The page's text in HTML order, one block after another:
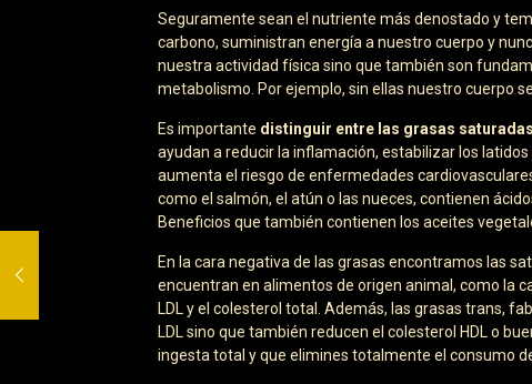
Seguramente sean el nutriente más denostado y
carbono, suministran energía a nuestro cuerpo y
nuestra actividad física sino que también son
metabolismo. Por ejemplo, sin ellas nuestro cuerpo
Es importante distinguir entre las grasas
ayudan a reducir la inflamación, estabilizar los
aumenta el riesgo de enfermedades
como el salmón, el atún o las nueces, contienen
Beneficios que también contienen los aceites
En la cara negativa de las grasas encontramos las
encuentran en alimentos de origen animal, como la
LDL y el colesterol total. Además, las grasas trans,
LDL sino que también reducen el colesterol HDL o
ingesta total y que elimines totalmente el consumo